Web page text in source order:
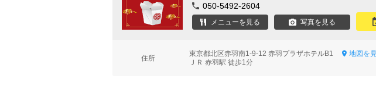
050-5492-2604
メニューを見る 写真を見る
住所
東京都北区赤羽南1-9-12 赤羽プラザホテルB1
地図を
ＪＲ 赤羽駅 徒歩1分